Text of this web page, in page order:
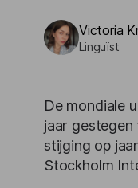
Victoria
Linguïst
De mondiale
jaar
stijging op
Stockholm